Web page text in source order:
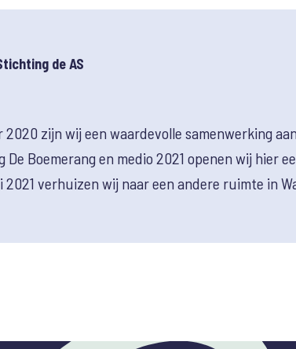
de AS
2020 zijn wij een waardevolle samenwerking
De Boemerang en medio 2021 openen wij
verhuizen wij naar een andere ruimte in